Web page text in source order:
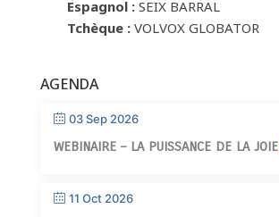
Espagnol :SEIX BARRAL
Tchèque :VOLVOX GLOBATOR
AGENDA
03 Sep 2026
WEBINAIRE – LA PUISSANCE DE LA JOIE
11 Oct 2026